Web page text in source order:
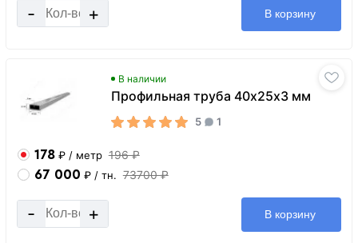
- + В корзину
В наличии
Профильная труба 40х25х3 мм
5 1
178 ₽ / метр 196 ₽
67 000 ₽ / тн. 73700 ₽
- + В корзину